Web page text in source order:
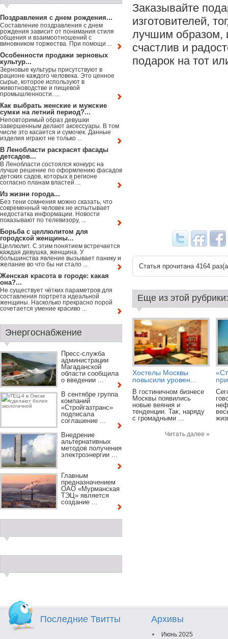
Заказывайте
изготовителей,
лучшим образом,
счастлив и
подарок на тот
Статья прочитана 4164
Еще из этой рубрики:
Хостелы Москвы
повысили уровен...
В гостиничном бизнесе
Москвы появились
новые веяния и
тенденции. Так, наряду
с громадными ...
Читать далее »
Поздравления с днем рождения...
Составление поздравления с днем
рождения зависит от понимания стиля
общения и взаимоотношений с
виновником торжества. При помощи ...
Особенности продажи зерновых
культур...
Зерновые культуры присутствуют в
рационе каждого человека. Это ценное
сырье, которое используют в
животноводстве и пищевой
промышленности. ...
Как выбрать женские и мужские
сумки на летний период?...
Неповторимый образ девушки
завершенным делают аксессуары. В том
числе это касается и сумочек. Данные
изделия играют не только ...
В Ленобласти раскрасят фасады
детсадов...
В Ленобласти состоялся конкурс на
лучше решение по оформлению фасадов
детских садов, которых в регионе
согласно планам властей ...
Из жизни города...
Без тени сомнения можно сказать, что
современный человек не испытывает
недостатка информации. Новости
показывают по телевизору, ...
Борьба с целлюлитом для
городской женщины...
Целлюлит. С этим понятием встречается
каждая девушка, женщина. У
большинства явление вызывает панику и
желание во что бы ни стало ...
Женская красота в городе: какая
она?...
Не существует чётких параметров для
составления портрета идеальной
женщины. Насколько прекрасно порой
сочетается умение красиво ...
Энергоснабжение
Пресс-служба
администрации
Магаданской
области сообщила
о введении ...
В сентябре группа
компаний
«Стройгазтранс»
подписала
соглашение ...
Внедрение
альтернативных
методов получения
электроэнергии ...
Главным
предназначением
ОАО «Мурманская
ТЭЦ» является
создание ...
Последние Твитты Архивы
Июнь 2025